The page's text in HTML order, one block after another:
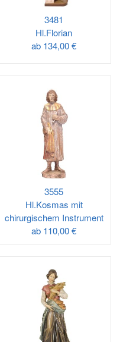
3481
Hl.Florian
ab 134,00 €
3555
Hl.Kosmas mit
chirurgischem Instrument
ab 110,00 €